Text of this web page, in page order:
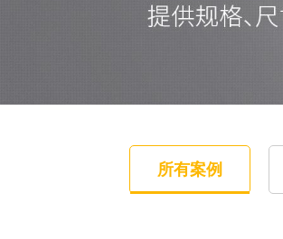
所有案例